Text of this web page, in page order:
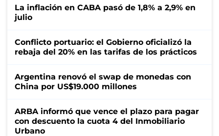
La inflación en CABA pasó de 1,8% a 2,9% en
julio
Conflicto portuario: el Gobierno oficializó la
rebaja del 20% en las tarifas de los prácticos
Argentina renovó el swap de monedas con
China por US$19.000 millones
ARBA informó que vence el plazo para pagar
con descuento la cuota 4 del Inmobiliario
Urbano